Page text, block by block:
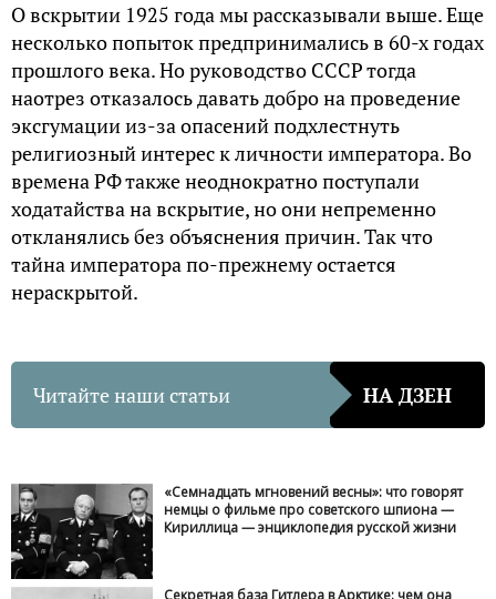
О вскрытии 1925 года мы рассказывали выше. Еще
несколько попыток предпринимались в 60-х годах
прошлого века. Но руководство СССР тогда
наотрез отказалось давать добро на проведение
эксгумации из-за опасений подхлестнуть
религиозный интерес к личности императора. Во
времена РФ также неоднократно поступали
ходатайства на вскрытие, но они непременно
откланялись без объяснения причин. Так что
тайна императора по-прежнему остается
нераскрытой.
Читайте наши статьи НА ДЗЕН
«Семнадцать мгновений весны»: что говорят
немцы о фильме про советского шпиона —
Кириллица — энциклопедия русской жизни
Секретная база Гитлера в Арктике: чем она